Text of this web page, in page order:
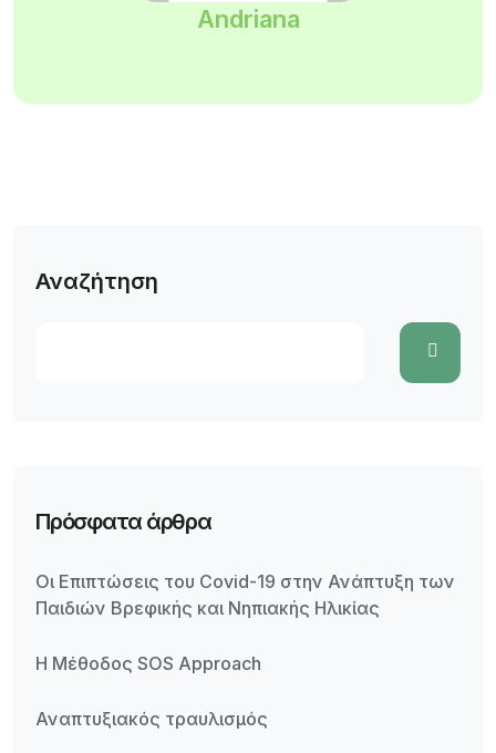
Andriana
Αναζήτηση
Πρόσφατα άρθρα
Οι Επιπτώσεις του Covid-19 στην Ανάπτυξη των
Παιδιών Βρεφικής και Νηπιακής Ηλικίας
Η Μέθοδος SOS Approach
Αναπτυξιακός τραυλισμός